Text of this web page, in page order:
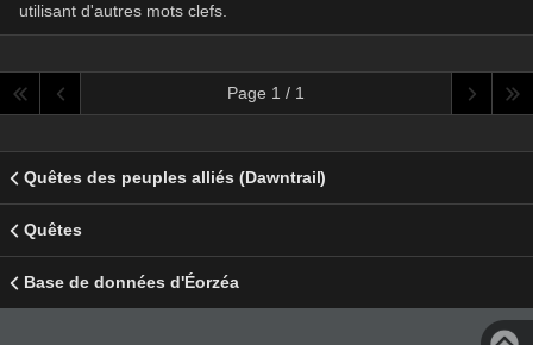
utilisant d'autres mots clefs.
Page 1 / 1
Quêtes des peuples alliés (Dawntrail)
Quêtes
Base de données d'Éorzéa